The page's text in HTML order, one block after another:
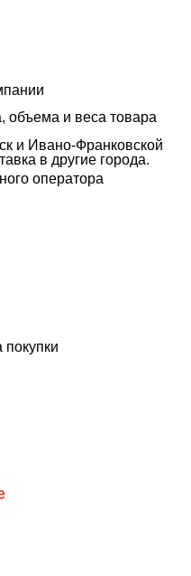
объема и веса товара
и Ивано-Франковской
в другие города.
оператора
покупки